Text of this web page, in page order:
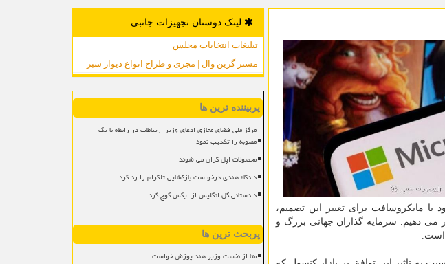
با مایکروسافت برای تغییر این تصمیم،
می دهیم. سرمایه گذاران جهانی بزرگ و
است.
لینک دوستان تجهیزات جانبی
تبلیغات انتخابات مجلس
مستر گرین وال | مجری و طراح انواع دیوار سبز
پربیننده ترین ها
مرکز ملی فضای مجازی ادعای وزیر ارتباطات در رابطه با یک
مصوبه را تکذیب نمود
محصولات اپل گران می شوند
دادگاه هندی درخواست بازگشایی تلگرام را رد کرد
دادستانی کل انگلیس از ایکس کوچ کرد
پربحث ترین ها
متا از نخست وزیر هند پوزش خواست